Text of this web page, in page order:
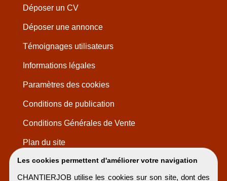
Les cookies permettent d'améliorer votre navigation
CHANTIERJOB utilise les cookies sur son site, dont des
Déposer un CV
Déposer une annonce
Témoignages utilisateurs
Informations légales
Paramètres des cookies
Conditions de publication
Conditions Générales de Vente
Plan du site